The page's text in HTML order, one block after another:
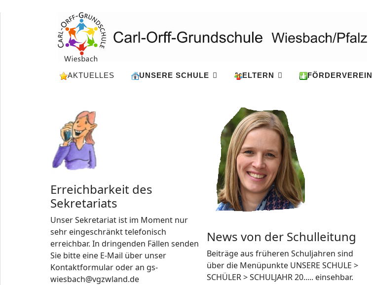
AKTUELLES UNSERE SCHULE ELTERN FÖRDERVEREIN
Erreichbarkeit des
Sekretariats
Unser Sekretariat ist im Moment nur
sehr eingeschränkt telefonisch
erreichbar. In dringenden Fällen senden
Sie bitte eine E-Mail über unser
Kontaktformular oder an gs-
wiesbach@vgzwland.de
News von der Schulleitung
Beiträge aus früheren Schuljahren sind
über die Menüpunkte UNSERE SCHULE >
SCHÜLER > SCHULJAHR 20..... einsehbar.